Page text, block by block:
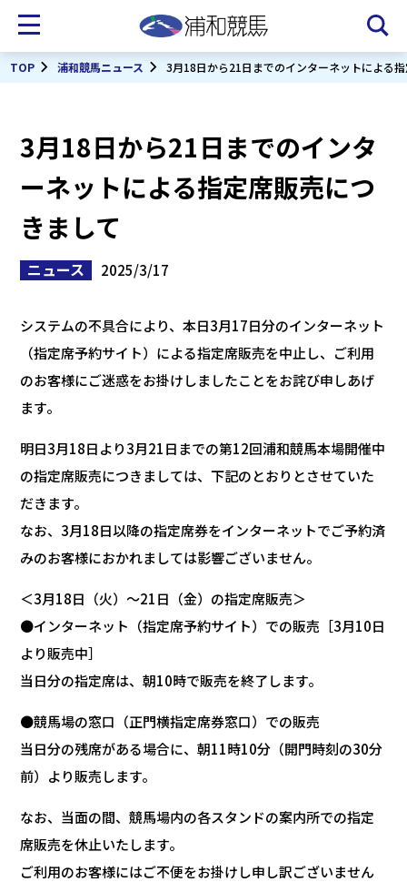
TOP 浦和競馬ニュース 3月18日から21日までのインターネットによる
3月18日から21日までのインタ
ーネットによる指定席販売につ
きまして
ニュース 2025/3/17
システムの不具合により、本日3月17日分のインターネット
（指定席予約サイト）による指定席販売を中止し、ご利用
のお客様にご迷惑をお掛けしましたことをお詫び申しあげ
ます。
明日3月18日より3月21日までの第12回浦和競馬本場開催中
の指定席販売につきましては、下記のとおりとさせていた
だきます。
なお、3月18日以降の指定席券をインターネットでご予約済
みのお客様におかれましては影響ございません。
＜3月18日（火）～21日（金）の指定席販売＞
●インターネット（指定席予約サイト）での販売［3月10日
より販売中］
当日分の指定席は、朝10時で販売を終了します。
●競馬場の窓口（正門横指定席券窓口）での販売
当日分の残席がある場合に、朝11時10分（開門時刻の30分
前）より販売します。
なお、当面の間、競馬場内の各スタンドの案内所での指定
席販売を休止いたします。
ご利用のお客様にはご不便をお掛けし申し訳ございません